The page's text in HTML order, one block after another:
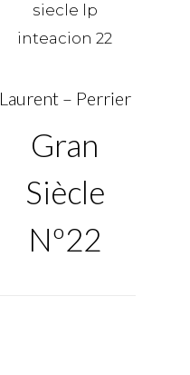
Laurent – Perrier
Gran
Siècle
Nº22